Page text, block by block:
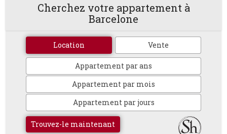
Cherchez votre appartement à
Barcelone
Location Vente
Appartement par ans
Appartement par mois
Appartement par jours
Trouvez-le maintenant